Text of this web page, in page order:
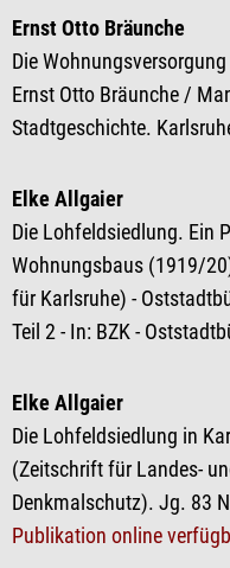
Ernst Otto Bräunche
Die
Ernst Otto Bräunche /
Stadtgeschichte.
Elke Allgaier
Die Lohfeldsiedlung. Ein
Wohnungsbaus (1919/
für Karlsruhe) -
Teil 2 - In: BZK -
Elke Allgaier
Die Lohfeldsiedlung in
(Zeitschrift für Landes-
Denkmalschutz). Jg. 83
Publikation online